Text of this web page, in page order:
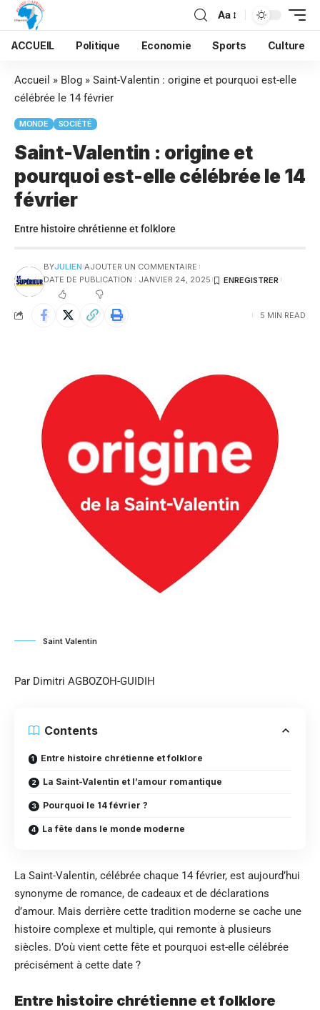
Aa
ACCUEIL Politique Economie Sports Culture
Accueil » Blog » Saint-Valentin : origine et pourquoi est-elle
célébrée le 14 février
MONDE SOCIÉTÉ
Saint-Valentin : origine et
pourquoi est-elle célébrée le 14
février
Entre histoire chrétienne et folklore
BYJULIEN AJOUTER UN COMMENTAIRE
DATE DE PUBLICATION : JANVIER 24, 2025
5 MIN READ
Saint Valentin
Par Dimitri AGBOZOH-GUIDIH
Contents
Entre histoire chrétienne et folklore
La Saint-Valentin et l’amour romantique
Pourquoi le 14 février ?
La fête dans le monde moderne
La Saint-Valentin, célébrée chaque 14 février, est aujourd’hui
synonyme de romance, de cadeaux et de déclarations
d’amour. Mais derrière cette tradition moderne se cache une
histoire complexe et multiple, qui remonte à plusieurs
siècles. D’où vient cette fête et pourquoi est-elle célébrée
précisément à cette date ?
Entre histoire chrétienne et folklore